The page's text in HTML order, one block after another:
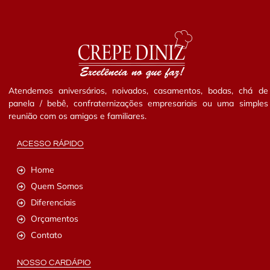
Atendemos aniversários, noivados, casamentos, bodas, chá de
panela / bebê, confraternizações empresariais ou uma simples
reunião com os amigos e familiares.
ACESSO RÁPIDO
Home
Quem Somos
Diferenciais
Orçamentos
Contato
NOSSO CARDÁPIO